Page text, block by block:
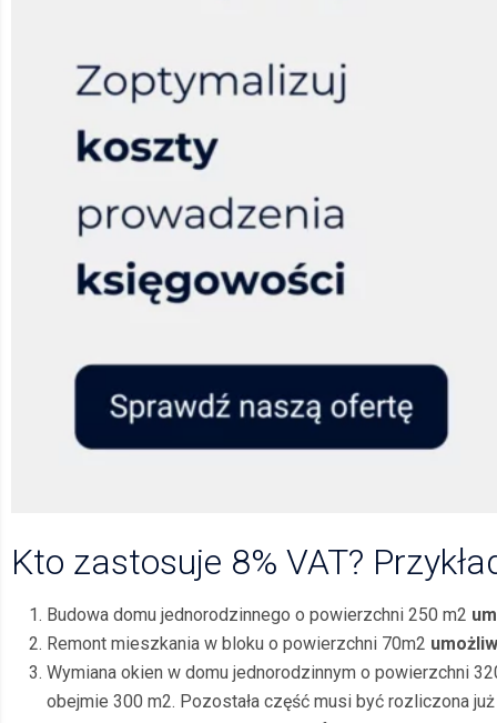
Kto zastosuje 8% VAT?
Budowa domu jednorodzinnego o powierzchni 250 m2
Remont mieszkania w bloku o powierzchni 70m2
Wymiana okien w domu jednorodzinnym o powierzchni
obejmie 300 m2. Pozostała część musi być rozliczona już